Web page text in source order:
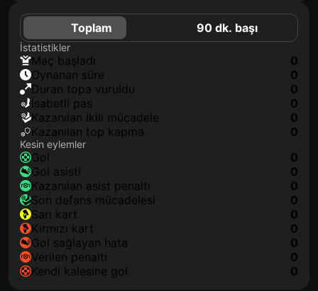
Toplam 90 dk. başı
İstatistikler
maç başladı
0
oynanan süre
0
duran topa vuruldu
0
isabetli pas
0
kazanılan ikili mücadele
0
kazanılan top kapma
0
Kesin eylemler
gol
0
gol asisti
0
kazanılan asist penaltı
0
son defans mücadelesi
0
sarı kart
0
kırmızı kart
0
gol sağlayan hata
0
verilen penaltı
0
kendi kalesine gol
0